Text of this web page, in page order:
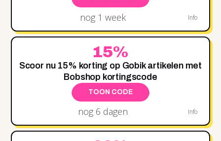
nog 1 week Info
15%
Scoor nu 15% korting op Gobik artikelen met
Bobshop kortingscode
TOON CODE
nog 6 dagen Info